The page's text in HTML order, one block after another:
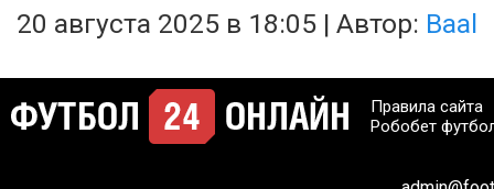
20 августа 2025 в 18:05 | Автор: Baal
Правила сайта
Робобет